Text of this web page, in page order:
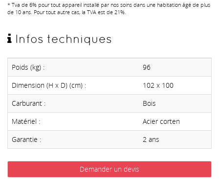
* Tva de 6% pour tout appareil installé par nos soins dans une habitation âgé de plus
de 10 ans. Pour tout autre cas, la TVA est de 21%.
Infos techniques
Poids (kg) :
96
Dimension (H x D) (cm) :
102 x 100
Carburant :
Bois
Matériel :
Acier corten
Garantie :
2 ans
Demander un devis